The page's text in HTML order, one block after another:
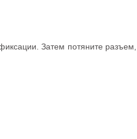
Затем потяните разъем,